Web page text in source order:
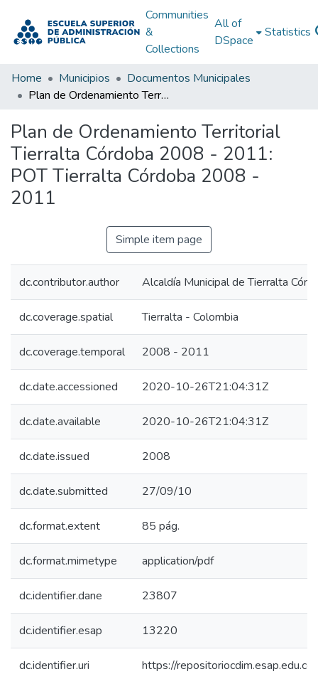
Communities
&
Collections
All of
DSpace
Statistics
Home Municipios
Documentos Municipales
Plan de Ordenamiento Territorial Tierralta Córdoba 2008 - 2011: POT Tierralta Córdoba 2008 - 2011
Plan de Ordenamiento Territorial
Tierralta Córdoba 2008 - 2011:
POT Tierralta Córdoba 2008 -
2011
Simple item page
dc.contributor.author Alcaldía Municipal de Tierralta
dc.coverage.spatial Tierralta - Colombia
dc.coverage.temporal 2008 - 2011
dc.date.accessioned 2020-10-26T21:04:31Z
dc.date.available 2020-10-26T21:04:31Z
dc.date.issued 2008
dc.date.submitted 27/09/10
dc.format.extent 85 pág.
dc.format.mimetype application/pdf
dc.identifier.dane 23807
dc.identifier.esap 13220
dc.identifier.uri https://